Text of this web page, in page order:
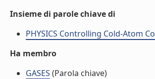
Insieme di parole chiave di
PHYSICS Controlling Cold-Atom
Ha membro
GASES (Parola chiave)